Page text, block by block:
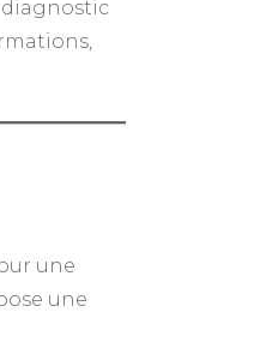
diagnostic
une
une